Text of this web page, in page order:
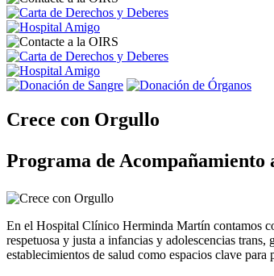
Crece con Orgullo
Programa de Acompañamiento
En el Hospital Clínico Herminda Martín contamos
respetuosa y justa a infancias y adolescencias
establecimientos de salud como espacios clave para